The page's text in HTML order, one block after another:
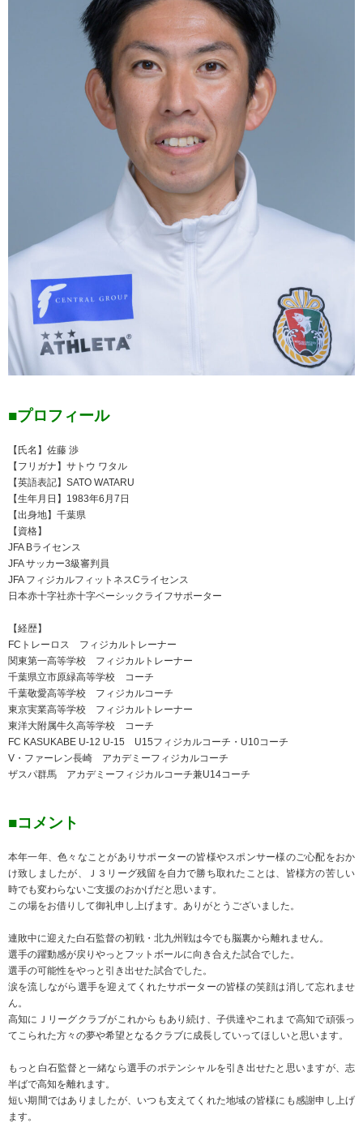
■プロフィール
【氏名】佐藤 渉
【フリガナ】サトウ ワタル
【英語表記】SATO WATARU
【生年月日】1983年6月7日
【出身地】千葉県
【資格】
JFA Bライセンス
JFA サッカー3級審判員
JFA フィジカルフィットネスCライセンス
日本赤十字社赤十字ベーシックライフサポーター
【経歴】
FCトレーロス フィジカルトレーナー
関東第一高等学校 フィジカルトレーナー
千葉県立市原緑高等学校 コーチ
千葉敬愛高等学校 フィジカルコーチ
東京実業高等学校 フィジカルトレーナー
東洋大附属牛久高等学校 コーチ
FC KASUKABE U-12 U-15 U15フィジカルコーチ・U10コーチ
V・ファーレン長崎 アカデミーフィジカルコーチ
ザスパ群馬 アカデミーフィジカルコーチ兼U14コーチ
■コメント
本年一年、色々なことがありサポーターの皆様やスポンサー様のご心配をおか
け致しましたが、Ｊ３リーグ残留を自力で勝ち取れたことは、皆様方の苦しい
時でも変わらないご支援のおかげだと思います。
この場をお借りして御礼申し上げます。ありがとうございました。
連敗中に迎えた白石監督の初戦・北九州戦は今でも脳裏から離れません。
選手の躍動感が戻りやっとフットボールに向き合えた試合でした。
選手の可能性をやっと引き出せた試合でした。
涙を流しながら選手を迎えてくれたサポーターの皆様の笑顔は消して忘れませ
ん。
高知にＪリーグクラブがこれからもあり続け、子供達やこれまで高知で頑張っ
てこられた方々の夢や希望となるクラブに成長していってほしいと思います。
もっと白石監督と一緒なら選手のポテンシャルを引き出せたと思いますが、志
半ばで高知を離れます。
短い期間ではありましたが、いつも支えてくれた地域の皆様にも感謝申し上げ
ます。